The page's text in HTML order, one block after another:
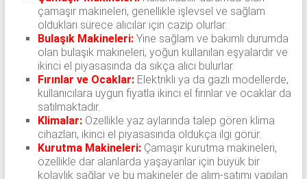
çamaşır makineleri, genellikle işlevsel ve sağlam
oldukları sürece alıcılar için cazip olurlar.
Bulaşık Makineleri:Yine sağlam ve bakımlı durumda
olan bulaşık makineleri, yoğun kullanılan eşyalardır ve
ikinci el piyasasında da sıkça alıcı bulurlar.
Fırınlar ve Ocaklar:Elektrikli ya da gazlı modellerde,
kullanıcılara uygun fiyatla ikinci el fırınlar ve ocaklar da
satılmaktadır.
Klimalar:Özellikle yaz aylarında talep gören klima
cihazları, ikinci el piyasasında oldukça ilgi görür.
Kurutma Makineleri:Çamaşır kurutma makineleri,
özellikle dar alanlarda yaşayanlar için büyük bir
kolaylık sağlar ve bu makineler de alım-satımı yapılan